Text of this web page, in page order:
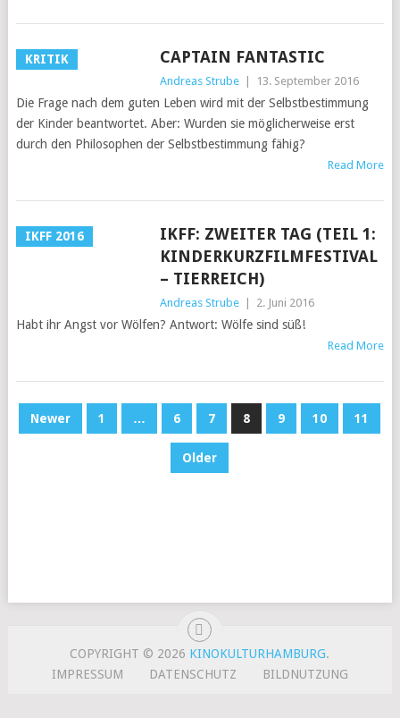
KRITIK CAPTAIN FANTASTIC
Andreas Strube 13. September 2016
Die Frage nach dem guten Leben wird mit der Selbstbestimmung
der Kinder beantwortet. Aber: Wurden sie möglicherweise erst
durch den Philosophen der Selbstbestimmung fähig?
Read More
IKFF 2016
IKFF: ZWEITER TAG (TEIL 1:
KINDERKURZFILMFESTIVAL
– TIERREICH)
Andreas Strube 2. Juni 2016
Habt ihr Angst vor Wölfen? Antwort: Wölfe sind süß!
Read More
BEITRAGS-
Newer 1 … 6 7 8 9 10 11
Older
COPYRIGHT © 2026 KINOKULTURHAMBURG.
IMPRESSUM
DATENSCHUTZ BILDNUTZUNG